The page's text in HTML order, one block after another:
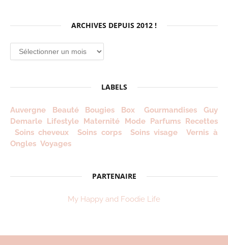
ARCHIVES DEPUIS 2012 !
Archives
depuis
LABELS
Auvergne Beauté Bougies Box Gourmandises
Guy
Demarle Lifestyle Maternité Mode Parfums Recettes
Soins cheveux
Soins corps Soins visage
Vernis à
Ongles Voyages
PARTENAIRE
My Happy and Foodie Life